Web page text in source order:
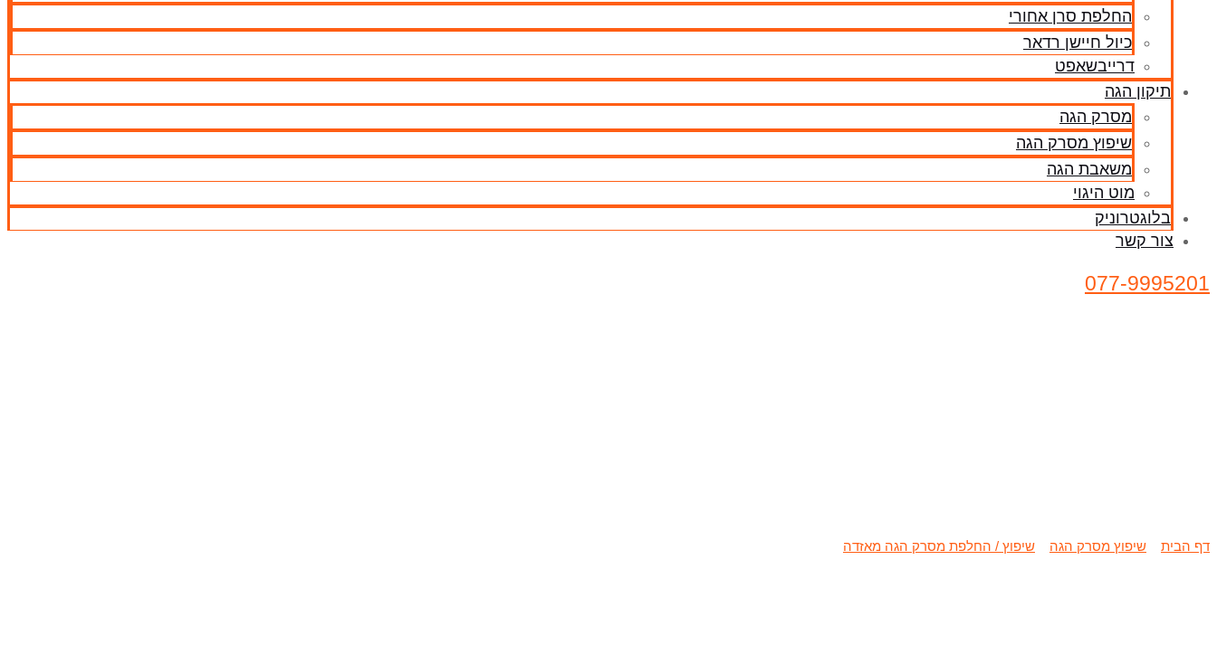
החלפת סרן אחורי
כיול חיישן רדאר
דרייבשאפט
תיקון הגה
מסרק הגה
שיפוץ מסרק הגה
משאבת הגה
מוט היגוי
בלוגטרוניק
צור קשר
077-9995201
דף הבית שיפוץ מסרק הגה שיפוץ / החלפת מסרק הגה מאזדה